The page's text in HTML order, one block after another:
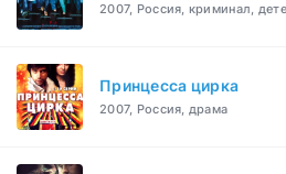
2007, Россия, криминал,
Принцесса цирка
2007, Россия, драма